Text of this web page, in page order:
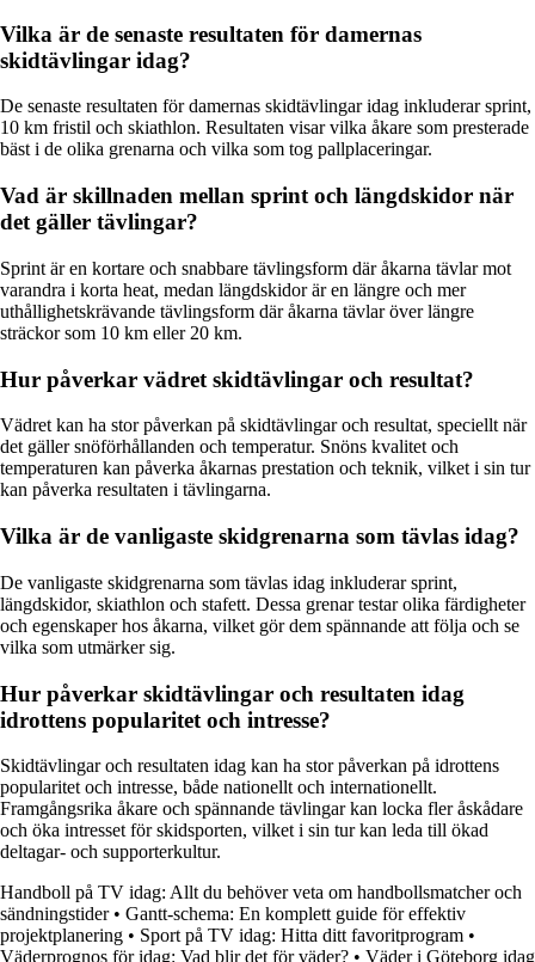
Vilka är de senaste resultaten för damernas
skidtävlingar idag?
De senaste resultaten för damernas skidtävlingar idag inkluderar sprint,
10 km fristil och skiathlon. Resultaten visar vilka åkare som presterade
bäst i de olika grenarna och vilka som tog pallplaceringar.
Vad är skillnaden mellan sprint och längdskidor när
det gäller tävlingar?
Sprint är en kortare och snabbare tävlingsform där åkarna tävlar mot
varandra i korta heat, medan längdskidor är en längre och mer
uthållighetskrävande tävlingsform där åkarna tävlar över längre
sträckor som 10 km eller 20 km.
Hur påverkar vädret skidtävlingar och resultat?
Vädret kan ha stor påverkan på skidtävlingar och resultat, speciellt när
det gäller snöförhållanden och temperatur. Snöns kvalitet och
temperaturen kan påverka åkarnas prestation och teknik, vilket i sin tur
kan påverka resultaten i tävlingarna.
Vilka är de vanligaste skidgrenarna som tävlas idag?
De vanligaste skidgrenarna som tävlas idag inkluderar sprint,
längdskidor, skiathlon och stafett. Dessa grenar testar olika färdigheter
och egenskaper hos åkarna, vilket gör dem spännande att följa och se
vilka som utmärker sig.
Hur påverkar skidtävlingar och resultaten idag
idrottens popularitet och intresse?
Skidtävlingar och resultaten idag kan ha stor påverkan på idrottens
popularitet och intresse, både nationellt och internationellt.
Framgångsrika åkare och spännande tävlingar kan locka fler åskådare
och öka intresset för skidsporten, vilket i sin tur kan leda till ökad
deltagar- och supporterkultur.
Handboll på TV idag: Allt du behöver veta om handbollsmatcher och
sändningstider• Gantt-schema: En komplett guide för effektiv
projektplanering • Sport på TV idag: Hitta ditt favoritprogram •
Väderprognos för idag: Vad blir det för väder? • Väder i Göteborg idag